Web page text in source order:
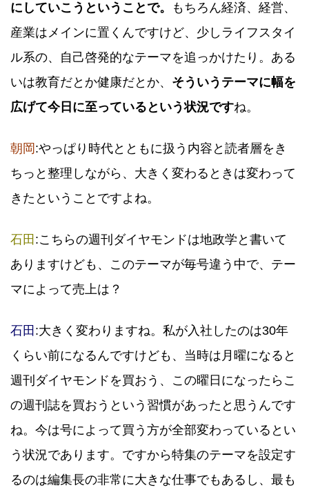
にしていこうということで。
もちろん経済、経営、
産業はメインに置くんですけど、少しライフスタイ
ル系の、自己啓発的なテーマを追っかけたり。ある
いは教育だとか健康だとか、 そういうテーマに幅を
広げて今日に至っているという状況ですね。
朝岡 :やっぱり時代とともに扱う内容と読者層をき
ちっと整理しながら、大きく変わるときは変わって
きたということですよね。
石田 :こちらの週刊ダイヤモンドは地政学と書いて
ありますけども、このテーマが毎号違う中で、テー
マによって売上は？
石田 :大きく変わりますね。私が入社したのは30年
くらい前になるんですけども、当時は月曜になると
週刊ダイヤモンドを買おう、この曜日になったらこ
の週刊誌を買おうという習慣があったと思うんです
ね。今は号によって買う方が全部変わっているとい
う状況であります。ですから特集のテーマを設定す
るのは編集長の非常に大きな仕事でもあるし、最も